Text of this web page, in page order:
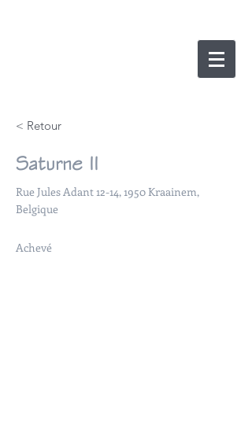
< Retour
Saturne II
Rue Jules Adant 12-14, 1950 Kraainem,
Belgique
Achevé